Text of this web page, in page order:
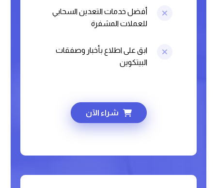
أفضل خدمات التعدين السحابي
للعملات المشفرة
ابق على اطلاع بأخبار وصفقات
البيتكوين
شراء الآن